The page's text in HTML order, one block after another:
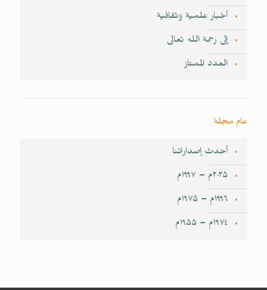
أخبار علمية وثقافية
إلى رحمة الله تعالى
العدد الممتاز
عام مجلة
أحدث إصداراتنا
۲۰۲۵م – ۱۹۹۷م
۱۹۹٦م – ۱۹۷۵م
۱۹۷٤م – ۱۹۵۵م